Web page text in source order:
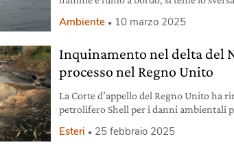
Ambiente 10 marzo 2025
Inquinamento nel delta del
processo nel Regno Unito
La Corte d’appello del Regno Unito ha
petrolifero Shell per i danni ambientali
Esteri 25 febbraio 2025